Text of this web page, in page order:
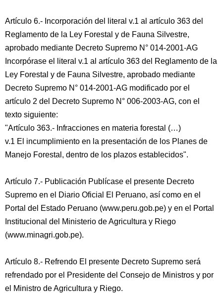
Artículo 6.- Incorporación del literal v.1 al artículo 363 del
Reglamento de la Ley Forestal y de Fauna Silvestre,
aprobado mediante Decreto Supremo N° 014-2001-AG
Incorpórase el literal v.1 al artículo 363 del Reglamento de la
Ley Forestal y de Fauna Silvestre, aprobado mediante
Decreto Supremo N° 014-2001-AG modificado por el
artículo 2 del Decreto Supremo N° 006-2003-AG, con el
texto siguiente:
"Artículo 363.- Infracciones en materia forestal (…)
v.1 El incumplimiento en la presentación de los Planes de
Manejo Forestal, dentro de los plazos establecidos".
Artículo 7.- Publicación Publícase el presente Decreto
Supremo en el Diario Oficial El Peruano, así como en el
Portal del Estado Peruano (www.peru.gob.pe) y en el Portal
Institucional del Ministerio de Agricultura y Riego
(www.minagri.gob.pe).
Artículo 8.- Refrendo El presente Decreto Supremo será
refrendado por el Presidente del Consejo de Ministros y por
el Ministro de Agricultura y Riego.